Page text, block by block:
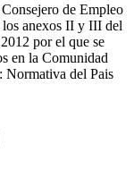
de Empleo
anexos II y III del
por el que se
en la Comunidad
Normativa del Pais